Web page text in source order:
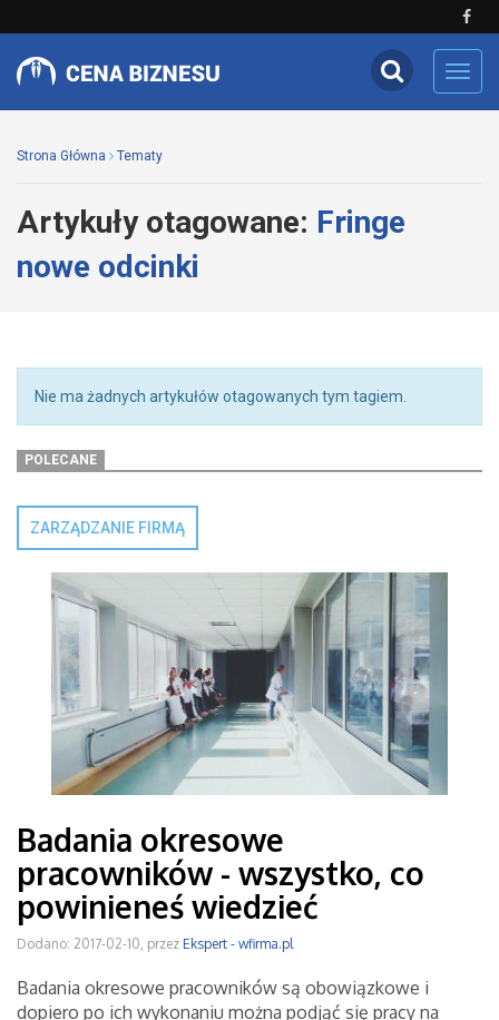
Strona Główna Tematy
Artykuły otagowane: Fringe
nowe odcinki
Nie ma żadnych artykułów otagowanych tym tagiem.
POLECANE
ZARZĄDZANIE FIRMĄ
Badania okresowe
pracowników - wszystko, co
powinieneś wiedzieć
Dodano: 2017-02-10, przez Ekspert - wfirma.pl
Badania okresowe pracowników są obowiązkowe i
dopiero po ich wykonaniu można podjąć się pracy na